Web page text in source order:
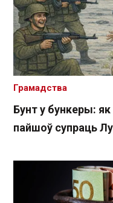
Бунт у бункеры:
пайшоў супраць
Грамадства